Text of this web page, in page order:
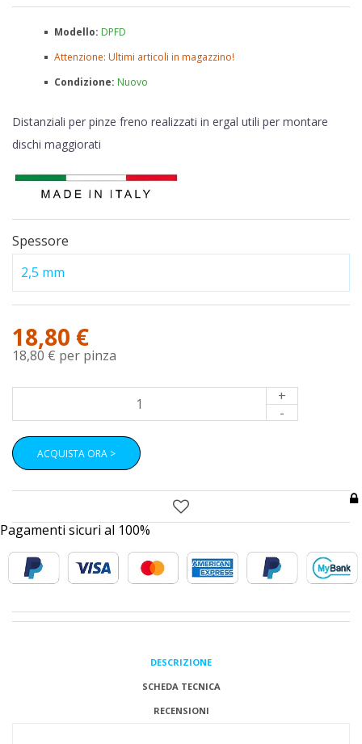
Modello: DPFD
Attenzione: Ultimi articoli in magazzino!
Condizione: Nuovo
Distanziali per pinze freno realizzati in ergal utili per montare
dischi maggiorati
Spessore
18,80 €
18,80 € per pinza
+
-
ACQUISTA ORA >
Pagamenti sicuri al 100%
DESCRIZIONE
SCHEDA TECNICA
RECENSIONI